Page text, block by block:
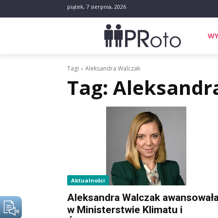
piątek, 7 sierpnia, 2026
Tagi Aleksandra Walczak
Tag:
Aktualności
Aleksandra Walczak
w Ministerstwie Klimatu i